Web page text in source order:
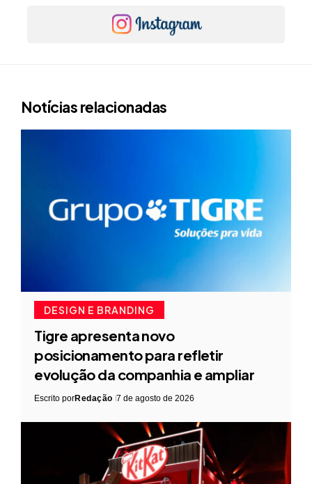
Notícias relacionadas
DESIGN E BRANDING
Tigre apresenta novo
posicionamento para refletir
evolução da companhia e ampliar
Escrito porRedação 7 de agosto de 2026